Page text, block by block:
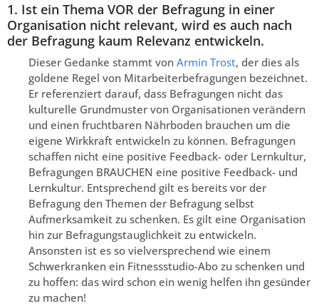
1. Ist ein Thema VOR der Befragung in einer
Organisation nicht relevant, wird es auch nach
der Befragung kaum Relevanz entwickeln.
Dieser Gedanke stammt von Armin Trost, der dies als
goldene Regel von Mitarbeiterbefragungen bezeichnet.
Er referenziert darauf, dass Befragungen nicht das
kulturelle Grundmuster von Organisationen verändern
und einen fruchtbaren Nährboden brauchen um die
eigene Wirkkraft entwickeln zu können. Befragungen
schaffen nicht eine positive Feedback- oder Lernkultur,
Befragungen BRAUCHEN eine positive Feedback- und
Lernkultur. Entsprechend gilt es bereits vor der
Befragung den Themen der Befragung selbst
Aufmerksamkeit zu schenken. Es gilt eine Organisation
hin zur Befragungstauglichkeit zu entwickeln.
Ansonsten ist es so vielversprechend wie einem
Schwerkranken ein Fitnessstudio-Abo zu schenken und
zu hoffen: das wird schon ein wenig helfen ihn gesünder
zu machen!